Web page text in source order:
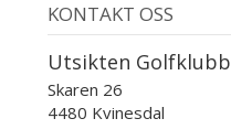
KONTAKT OSS
Utsikten Golfklubb
Skaren 26
4480 Kvinesdal